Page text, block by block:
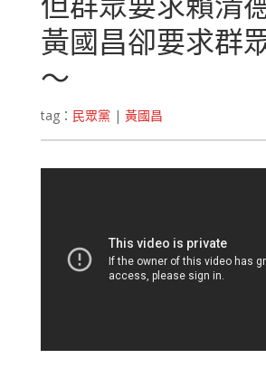
黃國昌卻要求群
～
tag： 民眾黨| 黃國昌